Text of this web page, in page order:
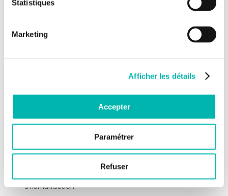
Statistiques
Marketing
Afficher les détails
Accepter
Paramétrer
Refuser
Proposer des projets passerelle comme le partenariat
et 5/12ans.
compétences, apportent une aide précieuse aux enfants et
Près de 50 associations œuvrent en lien avec le Département
Activités, loisirs, séjours organisés au profit des patients
Présences hebdomadaires
Soutien et aide au développement de programmes
Soutien financier aux projets de recherche, aux actions
d’humanisation